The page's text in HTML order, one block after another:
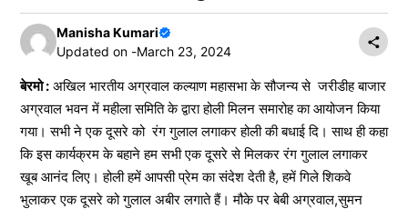
Manisha Kumari
Updated on -March 23, 2024
बेरमो : अखिल भारतीय अग्रवाल कल्याण महासभा के सौजन्य से जरीडीह बाजार
अग्रवाल भवन में महीला समिति के द्वारा होली मिलन समारोह का आयोजन किया
गया। सभी ने एक दूसरे को रंग गुलाल लगाकर होली की बधाई दि। साथ ही कहा
कि इस कार्यक्रम के बहाने हम सभी एक दूसरे से मिलकर रंग गुलाल लगाकर
खूब आनंद लिए। होली हमें आपसी प्रेम का संदेश देती है, हमें गिले शिकवे
भुलाकर एक दूसरे को गुलाल अबीर लगाते हैं। मौके पर बेबी अग्रवाल,सुमन